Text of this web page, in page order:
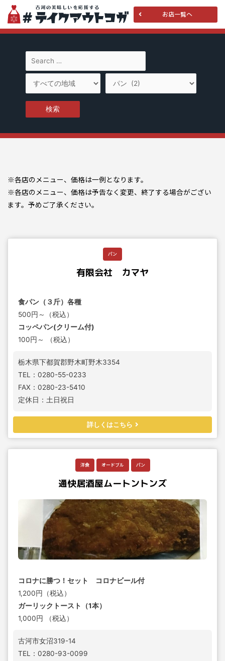
お店一覧へ
※各店のメニュー、価格は一例となります。
※各店のメニュー、価格は予告なく変更、終了する場合がござい
ます。予めご了承ください。
パン
有限会社 カマヤ
食パン（３斤）各種
500円～（税込）
コッペパン(クリーム付)
100円～ （税込）
栃木県下都賀郡野木町野木3354
TEL：0280-55-0233
FAX：0280-23-5410
定休日：土日祝日
詳しくはこちら
洋食 オードブル パン
通快居酒屋ムートントンズ
コロナに勝つ！セット コロナビール付
1,200円（税込）
ガーリックトースト（1本）
1,000円 （税込）
古河市女沼319-14
TEL：0280-93-0099